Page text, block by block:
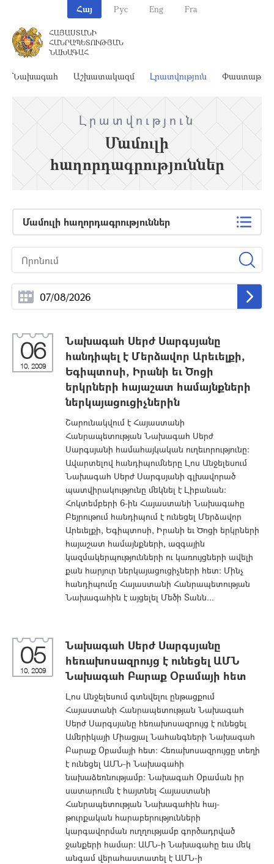
Հայ Рус Eng Fra
ՀԱՅԱՍՏԱՆԻ
ՀԱՆՐԱՊԵՏՈՒԹՅԱՆ
ՆԱԽԱԳԱՀ
Նախագահ Աշխատակազմ Լրատվություն
Լրատվություն
Մամուլի
հաղորդագրություններ
Մամուլի հաղորդագրություններ
06
10, 2009
Նախագահ Սերժ Սարգսյանը
հանդիպել է Մերձավոր Արեւելքի,
Եգիպտոսի, Իրանի եւ Ծոցի
երկրների հայաշատ համայնքների
ներկայացուցիչներին
Շարունակվում է Հայաստանի
Հանրապետության Նախագահ Սերժ
Սարգսյանի համահայկական ուղեւորությունը:
Ավարտելով հանդիպումները Լոս Անջելեսում
Նախագահ Սերժ Սարգսյանի գլխավորած
պատվիրակությունը մեկնել է Լիբանան:
Հոկտեմբերի 6-ին Հայաստանի Նախագահը
Բեյրութում հանդիպում է ունեցել Մերձավոր
Արեւելքի, Եգիպտոսի, Իրանի եւ Ծոցի երկրների
հայաշատ համայնքների, ազգային
կազմակերպությունների ու կառույցների ավելի
քան հարյուր ներկայացուցիչների հետ: Մինչ
հանդիպումը Հայաստանի Հանրապետության
Նախագահին է այցելել Մեծի Տանն...
05
10, 2009
Նախագահ Սերժ Սարգսյանը
հեռախոսազրույց է ունեցել ԱՄՆ
Նախագահ Բարաք Օբամայի հետ
Լոս Անջելեսում գտնվելու ընթացքում
Հայաստանի Հանրապետության Նախագահ
Սերժ Սարգսյանը հեռախոսազրույց է ունեցել
Ամերիկայի Միացյալ Նահանգների Նախագահ
Բարաք Օբամայի հետ: Հեռախոսազրույցը տեղի
է ունեցել ԱՄՆ-ի Նախագահի
նախաձեռնությամբ: Նախագահ Օբաման իր
սատարումն է հայտնել Հայաստանի
Հանրապետության Նախագահին հայ-
թուրքական հարաբերությունների
կարգավորման ուղղությամբ գործադրված
ջանքերի համար: ԱՄՆ-ի Նախագահը եւս մեկ
անգամ վերահաստատել է ԱՄՆ-ի